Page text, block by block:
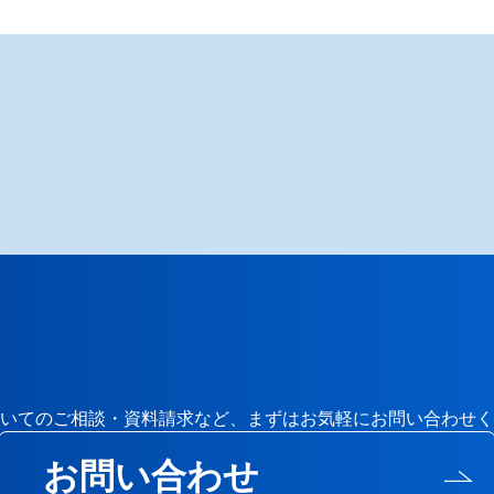
てのご相談・資料請求など、まずはお気軽にお問い合わせ
お問い合わせ